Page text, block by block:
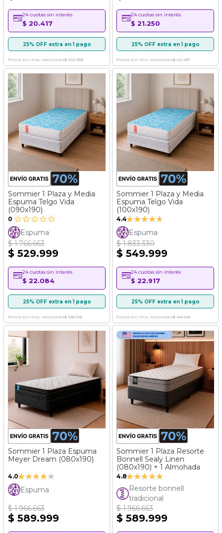
24 cuotas sin interés
$ 20.417
25% OFF extra en 1 pago
Precio sin imp. nacionales$ 404.958
24 cuotas sin interés
$ 21.250
25% OFF extra en 1 pago
Precio sin imp. nacionales$ 421.487
Sommier 1 Plaza y Media
Espuma Telgo Vida
(090x190)
0
Espuma
$ 1.766.663
$ 529.999
24 cuotas sin interés
$ 22.084
25% OFF extra en 1 pago
Precio sin imp. nacionales$ 438.016
Sommier 1 Plaza y Media
Espuma Telgo Vida
(100x190)
4.4Valoración:
88%
Espuma
$ 1.833.330
$ 549.999
24 cuotas sin interés
$ 22.917
25% OFF extra en 1 pago
Precio sin imp. nacionales$ 454.545
Sommier 1 Plaza Espuma
Meyer Dream (080x190)
4.0Valoración:
80%
Espuma
$ 1.966.663
$ 589.999
Sommier 1 Plaza Resorte
Bonnell Sealy Linen
(080x190) + 1 Almohada
4.8Valoración:
96%
Resorte bonnell
tradicional
$ 1.966.663
$ 589.999